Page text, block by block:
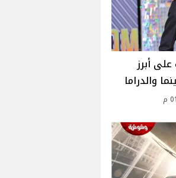
أبرز
والدراما